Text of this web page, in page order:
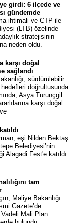
girdi: 6 ilçede ve
gündemde
ihtimali ve CTP ile
(LTB) özelinde
stratejisinin
neden oldu.
karşı doğal
sağlandı
sürdürülebilir
doğrultusunda
Asya Turunçgil
karşı doğal
eşi Nilden Bektaş
Belediyesi’nin
Alagadi Fest'e katıldı.
tam
Maliye Bakanlığı
Gazete’de
Vadeli Mali Plan